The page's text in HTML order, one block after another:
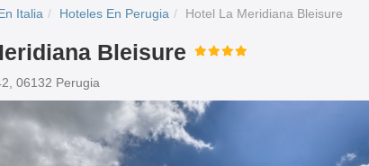
Italia Hoteles En Perugia Hotel La Meridiana Bleisure
Bleisure
06132 Perugia